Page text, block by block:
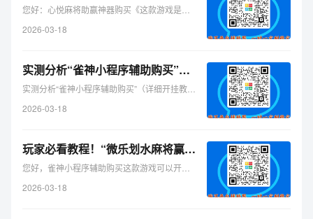
2026-03-18
实测分析“雀神小程序辅助购买”（详细开挂教程）-哔哩哔哩
2026-03-18
玩家必看教程！“微乐划水麻将赢牌的技巧”（铺牌器购买）-哔哩哔哩
2026-03-18